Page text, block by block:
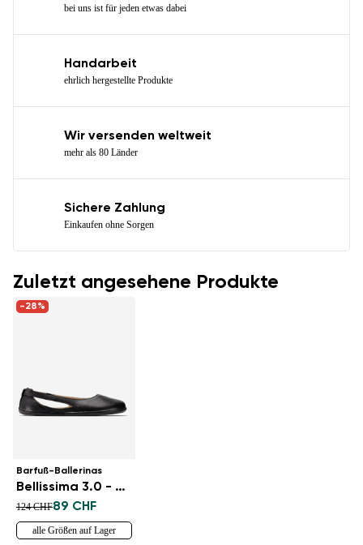
bei uns ist für jeden etwas dabei
Handarbeit
ehrlich hergestellte Produkte
Wir versenden weltweit
mehr als 80 Länder
Sichere Zahlung
Einkaufen ohne Sorgen
Zuletzt angesehene Produkte
-28%
Barfuß-Ballerinas
Bellissima 3.0 - All Black
124 CHF89 CHF
alle Größen auf Lager